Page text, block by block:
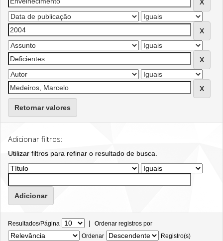
Retornar valores
Adicionar filtros:
Utilizar filtros para refinar o resultado de busca.
Resultados/Página | Ordenar registros por
Ordenar
Registro(s)